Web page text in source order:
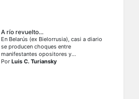
A río revuelto…
En Belarús (ex Bielorrusia), casi a diario
se producen choques entre
manifestantes opositores y...
PorLuis C. Turiansky